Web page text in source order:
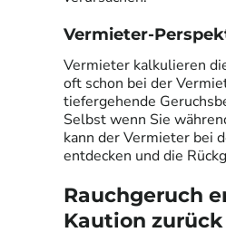
Vermieter-
Vermieter kalkulieren
oft schon bei der
tiefergehende
Selbst wenn Sie
kann der Vermieter bei
entdecken und die
Rauchgeruch
Kaution zurück